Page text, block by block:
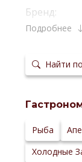
Бренд:
Крепость:
Виноград:
хранения:
Сайт
Подробнее
Найти
Рыба
Холодные